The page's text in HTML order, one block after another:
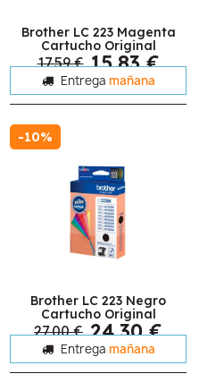
Brother LC 223 Magenta
Cartucho Original
17,59 € 15,83 €
Entrega mañana
-10%
Brother LC 223 Negro
Cartucho Original
27,00 € 24,30 €
Entrega mañana